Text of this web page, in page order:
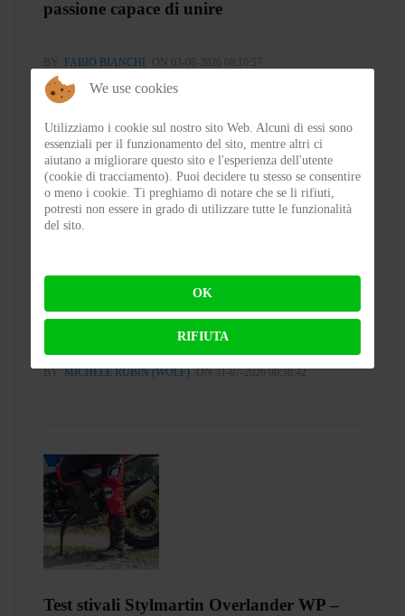
passione capace di unire
BY FABIO BIANCHI ON 03-08-2026 08:10:57
Ecco tutti i cambi regolamentari della
MotoGP
BY MICHELE RUBIN (WOLF) ON 31-07-2026 00:30:42
Test stivali Stylmartin Overlander WP –
We use cookies
Utilizziamo i cookie sul nostro sito Web. Alcuni di essi sono
essenziali per il funzionamento del sito, mentre altri ci
aiutano a migliorare questo sito e l'esperienza dell'utente
(cookie di tracciamento). Puoi decidere tu stesso se consentire
o meno i cookie. Ti preghiamo di notare che se li rifiuti,
potresti non essere in grado di utilizzare tutte le funzionalità
del sito.
OK
RIFIUTA